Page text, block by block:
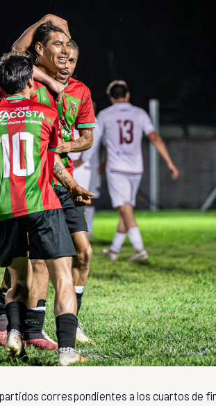
correspondientes a los cuartos de